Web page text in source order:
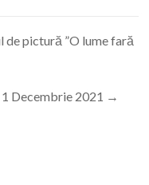
de pictură ”O lume fară
1 Decembrie 2021 →